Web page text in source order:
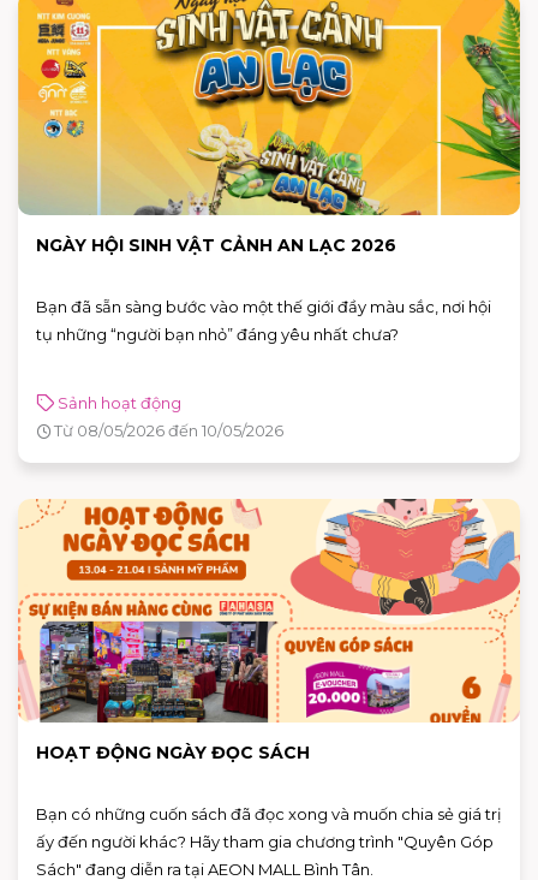
NGÀY HỘI SINH VẬT CẢNH AN LẠC 2026
Bạn đã sẵn sàng bước vào một thế giới đầy màu sắc, nơi hội
tụ những “người bạn nhỏ” đáng yêu nhất chưa?
Sảnh hoạt động
Từ 08/05/2026 đến 10/05/2026
HOẠT ĐỘNG NGÀY ĐỌC SÁCH
Bạn có những cuốn sách đã đọc xong và muốn chia sẻ giá trị
ấy đến người khác? Hãy tham gia chương trình "Quyên Góp
Sách" đang diễn ra tại AEON MALL Bình Tân.